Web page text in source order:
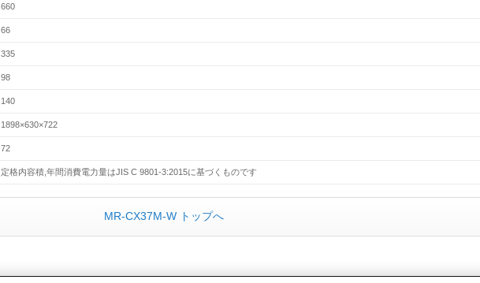
660
66
335
98
140
1898×630×722
72
定格内容積,年間消費電力量はJIS C 9801-3:2015に基づくものです
MR-CX37M-W トップへ